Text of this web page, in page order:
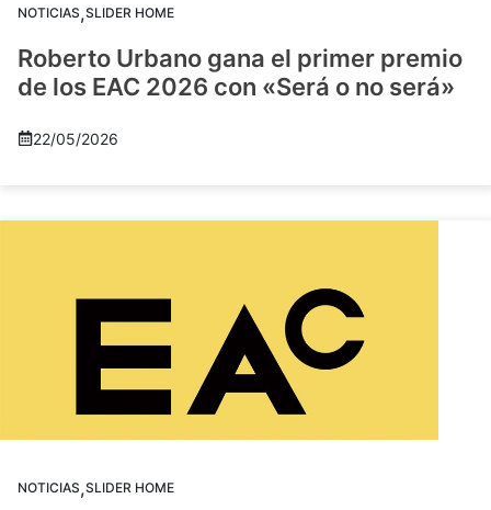
NOTICIAS,SLIDER HOME
Roberto Urbano gana el primer premio
de los EAC 2026 con «Será o no será»
22/05/2026
NOTICIAS,SLIDER HOME